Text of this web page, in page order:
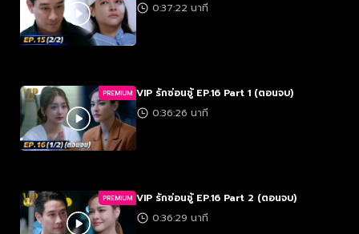
0:37:22 นาที
PREMIUM VIP รักซ่อนชู้ EP.16 Part 1 (ตอนจบ)
0:36:26 นาที
PREMIUM VIP รักซ่อนชู้ EP.16 Part 2 (ตอนจบ)
0:36:29 นาที